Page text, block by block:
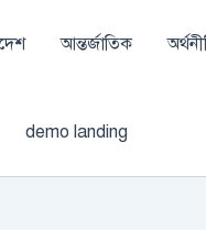
আন্তর্জাতিক
demo landing